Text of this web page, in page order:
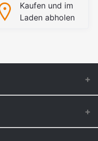
Kaufen und im
Laden abholen